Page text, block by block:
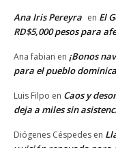
Ana Iris Pereyra en El
RD$5,000 pesos para
Ana fabian en ¡Bonos
para el pueblo
Luis Filpo en Caos y
deja a miles sin
Diógenes Céspedes en